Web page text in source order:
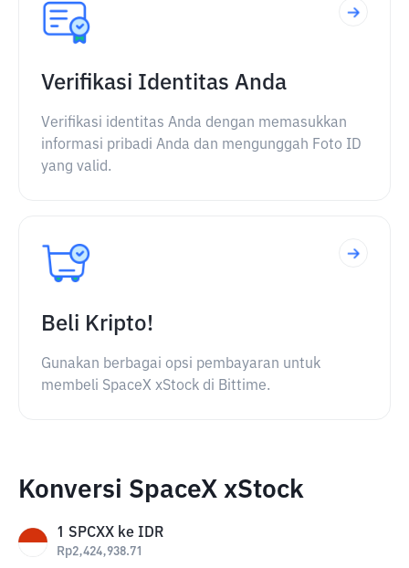
Verifikasi Identitas Anda
Verifikasi identitas Anda dengan memasukkan
informasi pribadi Anda dan mengunggah Foto ID
yang valid.
Beli Kripto!
Gunakan berbagai opsi pembayaran untuk
membeli SpaceX xStock di Bittime.
Konversi SpaceX xStock
1 SPCXX ke IDR
Rp2,424,938.71